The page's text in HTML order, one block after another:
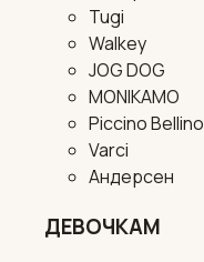
Tugi
Walkey
JOG DOG
MONIKAMO
Piccino Bellino
Varci
Андерсен
ДЕВОЧКАМ